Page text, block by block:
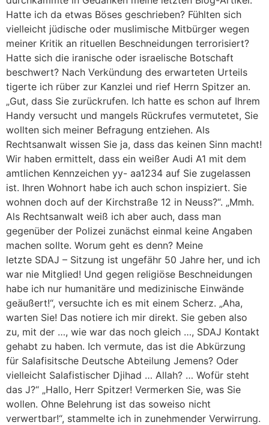
Hatte ich da etwas Böses geschrieben? Fühlten sich
vielleicht jüdische oder muslimische Mitbürger wegen
meiner Kritik an rituellen Beschneidungen terrorisiert?
Hatte sich die iranische oder israelische Botschaft
beschwert? Nach Verkündung des erwarteten Urteils
tigerte ich rüber zur Kanzlei und rief Herrn Spitzer an.
„Gut, dass Sie zurückrufen. Ich hatte es schon auf Ihrem
Handy versucht und mangels Rückrufes vermutetet, Sie
wollten sich meiner Befragung entziehen. Als
Rechtsanwalt wissen Sie ja, dass das keinen Sinn macht!
Wir haben ermittelt, dass ein weißer Audi A1 mit dem
amtlichen Kennzeichen yy- aa1234 auf Sie zugelassen
ist. Ihren Wohnort habe ich auch schon inspiziert. Sie
wohnen doch auf der Kirchstraße 12 in Neuss?“. „Mmh.
Als Rechtsanwalt weiß ich aber auch, dass man
gegenüber der Polizei zunächst einmal keine Angaben
machen sollte. Worum geht es denn? Meine
letzte SDAJ – Sitzung ist ungefähr 50 Jahre her, und ich
war nie Mitglied! Und gegen religiöse Beschneidungen
habe ich nur humanitäre und medizinische Einwände
geäußert!“, versuchte ich es mit einem Scherz. „Aha,
warten Sie! Das notiere ich mir direkt. Sie geben also
zu, mit der …, wie war das noch gleich …, SDAJ Kontakt
gehabt zu haben. Ich vermute, das ist die Abkürzung
für Salafisitsche Deutsche Abteilung Jemens? Oder
vielleicht Salafistischer Djihad … Allah? … Wofür steht
das J?“ „Hallo, Herr Spitzer! Vermerken Sie, was Sie
wollen. Ohne Belehrung ist das soweiso nicht
verwertbar!“, stammelte ich in zunehmender Verwirrung.